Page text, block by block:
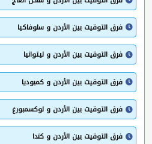
فرق التوقيت بين الأردن و سلوفاكيا
فرق التوقيت بين الأردن و ليتوانيا
فرق التوقيت بين الأردن و كمبوديا
فرق التوقيت بين الأردن و لوكسمبورغ
فرق التوقيت بين الأردن و كندا